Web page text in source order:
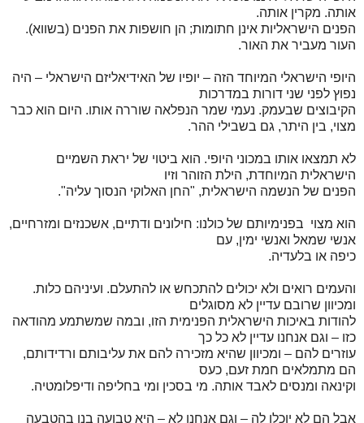
אותה. מקרין אותה.
הפנים הישראליות אינן חתומות; הן חושפות את הפנים (בשווא).
העור מעביר את האור.
היופי הישראלי המיוחד הזה – יופיו של האידיאליזם הישראלי – היה
נפוץ לפני שני דורות במדרכות
הקיבוצים שבעמק. נעמי שמר הנפלאה שוררה אותו. היום הוא כבר
מצוי, בין היתר, גם בשבילי ההר.
לא תמצאו אותו במכוני היופי. הוא ביטוי של יראת השמיים
הישראלית המיוחדת, הילת הזוהר וזיו
הפנים של הנשמה הישראלית, "החן האלוקי הנסוך עליה".
הוא מצוי בפנימיותם של כולנו: חילונים ודתיים, אשכנזים ומזרחיים,
אנשי שמאל ואנשי ימין, עם
כיפה או בלעדיה.
והעמים רואים ולא יכולים להתכחש או להתעלם. ועיניהם כלות.
ומכיוון שרובם עדיין לא מסוגלים
להודות באיכות הישראלית הפנימית הזו, ובמה שמשתמע מהודאה
כזו – וגם אנחנו עדיין לא כל כך
עוזרים להם – ומכיוון שהיא מזכירה להם את עליבותם ורדידותם,
הם מתמלאים חמת זעם, כעס
וקינאה ומנסים לאבד אותה. מי בסכין ומי בחליפה ודיפלומטיה.
אבל הם לא יוכלו לה – וגם אנחנו לא – היא טבועה בנו בהטבעה